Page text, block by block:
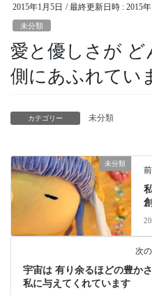
2015年1月5日 / 最終更新日時 : 2015
未分類
愛と優しさが ど
側にあふれてい
カテゴリー 未分類
未分類
次
宇宙は 有り余るほどの豊か
私に与えてくれています